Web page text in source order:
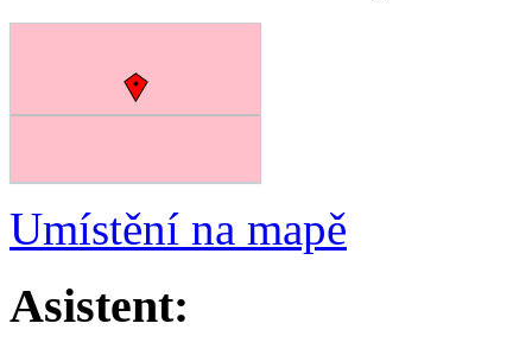
Umístění na mapě
Asistent: